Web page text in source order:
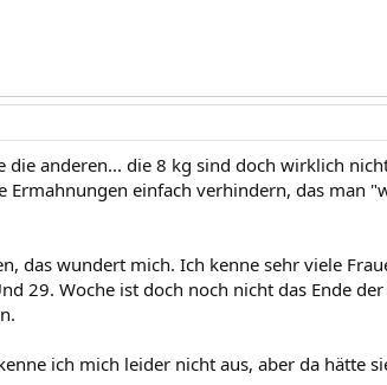
die anderen... die 8 kg sind doch wirklich
Ermahnungen einfach verhindern, das man
das wundert mich. Ich kenne sehr viele
29. Woche ist doch noch nicht das Ende
ich mich leider nicht aus, aber da hätte